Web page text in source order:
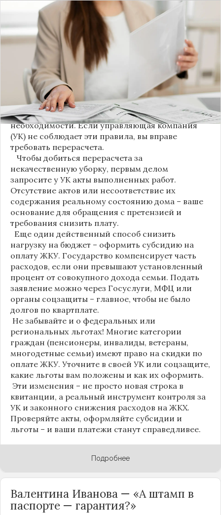
С 1 августа в квитанциях за жилищно-
коммунальные услуги введено важное
новшество. Как поясняет автор канала "ВЗО
ProДеньги", теперь уборка мест общего
пользования (МОП) выделена в отдельную
строку. Это дает жильцам четкое понимание, за
что именно они платят.
Новые нормы строго регламентируют частоту
уборки: мытье полов и лестниц должно
проводиться несколько раз в неделю, удаление
пыли – еженедельно, а уборка снега – по мере
необходимости. Если управляющая компания
(УК) не соблюдает эти правила, вы вправе
требовать перерасчета.
Чтобы добиться перерасчета за
некачественную уборку, первым делом
запросите у УК акты выполненных работ.
Отсутствие актов или несоответствие их
содержания реальному состоянию дома – ваше
основание для обращения с претензией и
требования снизить плату.
Еще один действенный способ снизить
нагрузку на бюджет – оформить субсидию на
оплату ЖКУ. Государство компенсирует часть
расходов, если они превышают установленный
процент от совокупного дохода семьи. Подать
заявление можно через Госуслуги, МФЦ или
органы соцзащиты – главное, чтобы не было
долгов по квартплате.
Не забывайте и о федеральных или
региональных льготах! Многие категории
граждан (пенсионеры, инвалиды, ветераны,
многодетные семьи) имеют право на скидки по
оплате ЖКУ. Уточните в своей УК или соцзащите,
какие льготы вам положены и как их оформить.
Эти изменения – не просто новая строка в
квитанции, а реальный инструмент контроля за
УК и законного снижения расходов на ЖКХ.
Проверяйте акты, оформляйте субсидии и
льготы – и ваши платежи станут справедливее.
Подробнее
Валентина Иванова — «А штамп в
паспорте — гарантия?»